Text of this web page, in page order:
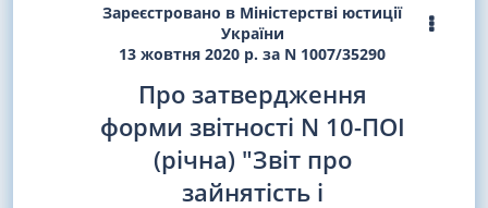
Зареєстровано в Міністерстві юстиції
України
13 жовтня 2020 р. за N 1007/35290
Про затвердження
форми звітності N 10-ПОІ
(річна) "Звіт про
зайнятість і